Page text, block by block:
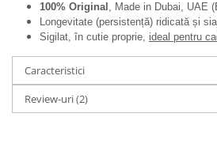
100% Original , Made in Dubai, UAE
Longevitate (persistență) ridicată și
Sigilat, în cutie proprie, ideal pentru
Caracteristici
Review-uri(2)